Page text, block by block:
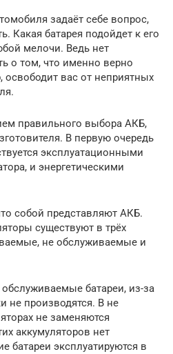
задаёт себе вопрос,
Какая батарея подойдет к его
мелочи. Ведь нет
о том, что именно верно
вас от неприятных
правильного выбора АКБ,
В первую очередь
эксплуатационными
и энергетическими
собой представляют АКБ.
существуют в трёх
не обслуживаемые и
батареи, из-за
не производятся. В не
не заменяются
аккумуляторов нет
батареи эксплуатируются в